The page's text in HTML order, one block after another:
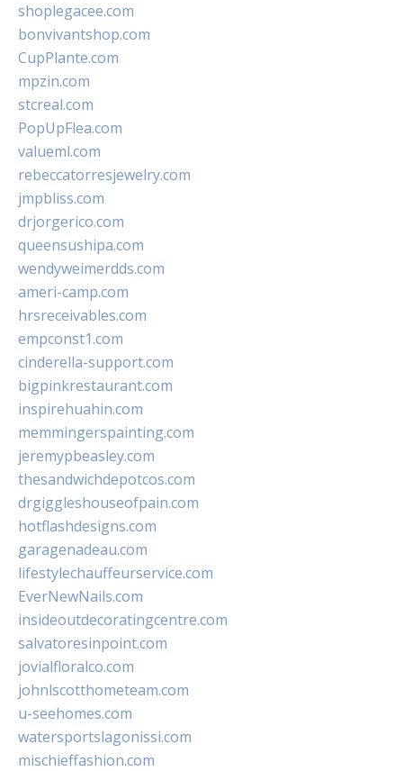
shoplegacee.com
bonvivantshop.com
CupPlante.com
mpzin.com
stcreal.com
PopUpFlea.com
valueml.com
rebeccatorresjewelry.com
jmpbliss.com
drjorgerico.com
queensushipa.com
wendyweimerdds.com
ameri-camp.com
hrsreceivables.com
empconst1.com
cinderella-support.com
bigpinkrestaurant.com
inspirehuahin.com
memmingerspainting.com
jeremypbeasley.com
thesandwichdepotcos.com
drgiggleshouseofpain.com
hotflashdesigns.com
garagenadeau.com
lifestylechauffeurservice.com
EverNewNails.com
insideoutdecoratingcentre.com
salvatoresinpoint.com
jovialfloralco.com
johnlscotthometeam.com
u-seehomes.com
watersportslagonissi.com
mischieffashion.com